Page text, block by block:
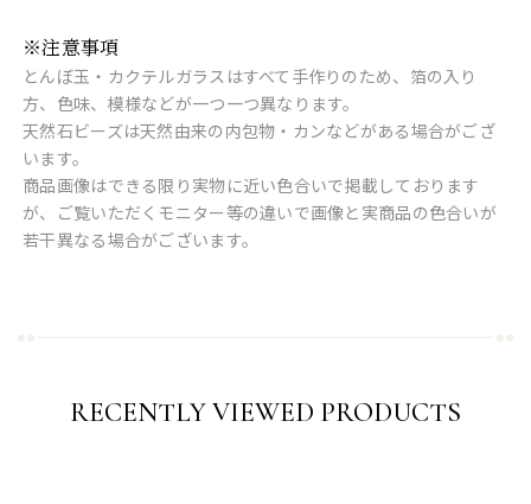
※注意事項
とんぼ玉・カクテルガラスはすべて手作りのため、箔の入り
方、色味、模様などが一つ一つ異なります。
天然石ビーズは天然由来の内包物・カンなどがある場合がござ
います。
商品画像はできる限り実物に近い色合いで掲載しております
が、ご覧いただくモニター等の違いで画像と実商品の色合いが
若干異なる場合がございます。
RECENTLY VIEWED PRODUCTS